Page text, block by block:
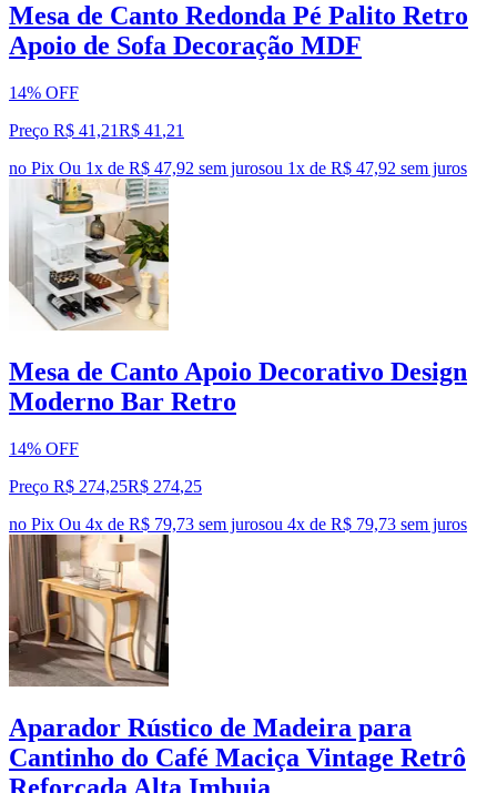
Mesa de Canto Redonda Pé Palito Retro
Apoio de Sofa Decoração MDF
14% OFF
Preço R$ 41,21R$ 41 ,21
no Pix Ou 1x de R$ 47,92 sem jurosou 1x de R$ 47,92 sem juros
Mesa de Canto Apoio Decorativo Design
Moderno Bar Retro
14% OFF
Preço R$ 274,25R$ 274,25
no Pix Ou 4x de R$ 79,73 sem jurosou 4x de R$ 79,73 sem juros
Aparador Rústico de Madeira para
Cantinho do Café Maciça Vintage Retrô
Reforçada Alta Imbuia